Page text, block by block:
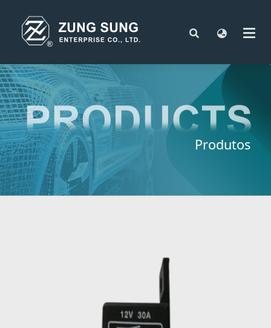
Produtos